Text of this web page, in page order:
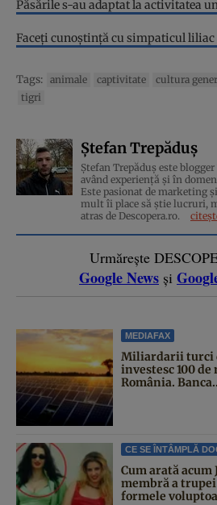
Păsările s-au adaptat la activitatea
Faceți cunoștință cu simpaticul liliac
Tags: animale captivitate cultura
tigri
Ștefan Trepăduș
Ștefan Trepăduș este
având experiență și în
Este pasionat de marketing
mult îi place să știe lucruri,
atras de Descopera.ro.
Urmărește
Google News și
MEDIAFAX
Miliardarii turci
investesc 100
România.
CE SE ÎNTÂMPLĂ
Cum arată acum
membră a
formele